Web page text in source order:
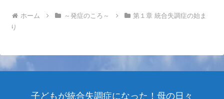
ホーム ～発症のころ～
第１章 統合失調症の始ま
り
子どもが統合失調症になった！母の日々